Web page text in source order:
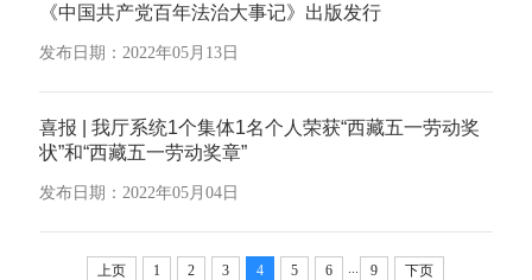
《中国共产党百年法治大事记》出版发行
发布日期：2022年05月13日
喜报 | 我厅系统1个集体1名个人荣获“西藏五一劳动奖
状”和“西藏五一劳动奖章”
发布日期：2022年05月04日
上页 1 2 3 4 5 6 ... 9 下页